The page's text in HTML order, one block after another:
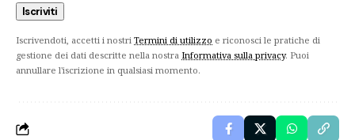
Iscrivendoti, accetti i nostri Termini di utilizzo e riconosci le pratiche di
gestione dei dati descritte nella nostra Informativa sulla privacy. Puoi
annullare l'iscrizione in qualsiasi momento.